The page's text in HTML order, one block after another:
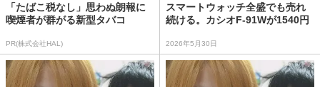
「たばこ税なし」思わぬ朗報に
喫煙者が群がる新型タバコ
PR(株式会社HAL)
スマートウォッチ全盛でも売れ
続ける。カシオF-91Wが1540円
2026年5月30日